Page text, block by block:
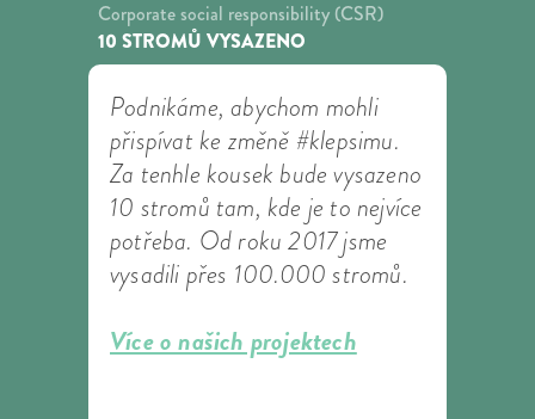
Corporate social responsibility (CSR)
10 STROMŮ VYSAZENO
Podnikáme, abychom mohli
přispívat ke změně #klepsimu.
Za tenhle kousek bude vysazeno
10 stromů tam, kde je to nejvíce
potřeba. Od roku 2017 jsme
vysadili přes 100.000 stromů.
Více o našich projektech